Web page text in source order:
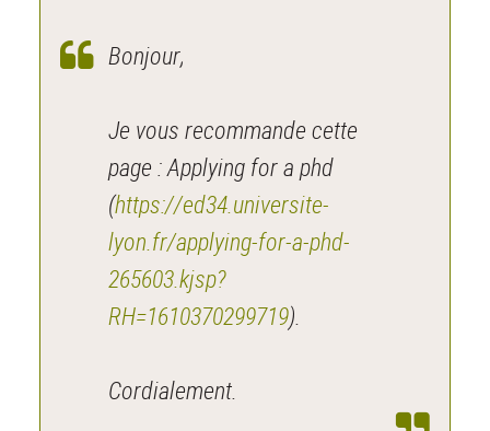
Bonjour,
Je vous recommande cette
page : Applying for a phd
(https://ed34.universite-
lyon.fr/applying-for-a-phd-
265603.kjsp?
RH=1610370299719).
Cordialement.